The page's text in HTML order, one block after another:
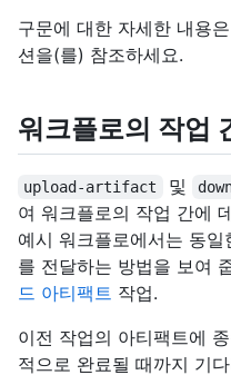
구문에 대한 자세한 내용은
션을(를) 참조하세요.
워크플로의 작업
upload-artifact 및
여 워크플로의 작업 간에
예시 워크플로에서는 동
를 전달하는 방법을 보여
드 아티팩트 작업.
이전 작업의 아티팩트에
적으로 완료될 때까지 기